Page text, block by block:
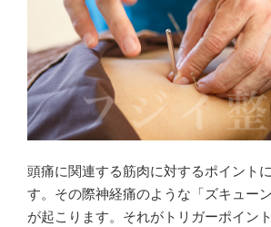
頭痛に関連する筋肉に対するポイント
す。その際神経痛のような「ズキュー
が起こります。それがトリガーポイン